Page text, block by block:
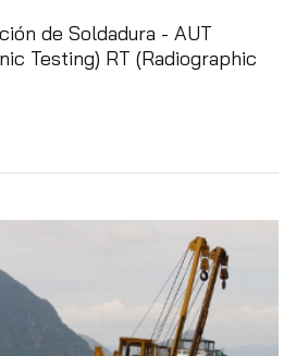
de Soldadura - AUT
Testing) RT (Radiographic